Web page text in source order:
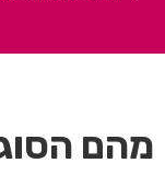
מהם